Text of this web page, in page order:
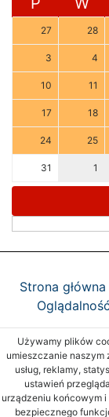
27 28
3 4
10 11
17 18
24 25
31 1
Strona główna
Oglądalność
Używamy plików
umieszczanie naszym
usług, reklamy,
ustawień
urządzeniu końcowym
bezpiecznego